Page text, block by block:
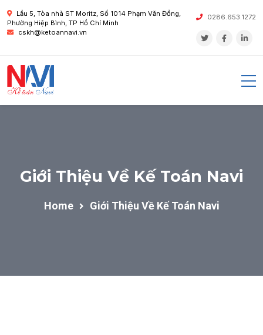
Lầu 5, Tòa nhà ST Moritz, Số 1014 Phạm Văn Đồng,
Phường Hiệp Bình, TP Hồ Chí Minh
cskh@ketoannavi.vn
0286.653.1272
Giới Thiệu Về Kế Toán Navi
Home Giới Thiệu Về Kế Toán Navi